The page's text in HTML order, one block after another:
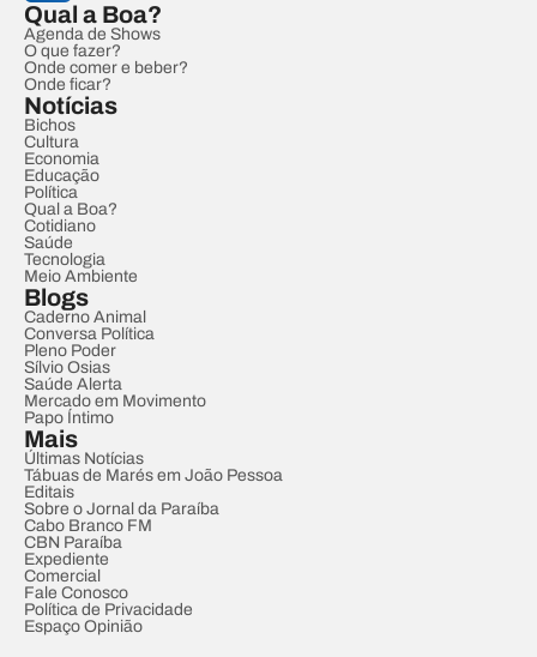
Qual a Boa?
Agenda de Shows
O que fazer?
Onde comer e beber?
Onde ficar?
Notícias
Bichos
Cultura
Economia
Educação
Política
Qual a Boa?
Cotidiano
Saúde
Tecnologia
Meio Ambiente
Blogs
Caderno Animal
Conversa Política
Pleno Poder
Sílvio Osias
Saúde Alerta
Mercado em Movimento
Papo Íntimo
Mais
Últimas Notícias
Tábuas de Marés em João Pessoa
Editais
Sobre o Jornal da Paraíba
Cabo Branco FM
CBN Paraíba
Expediente
Comercial
Fale Conosco
Política de Privacidade
Espaço Opinião